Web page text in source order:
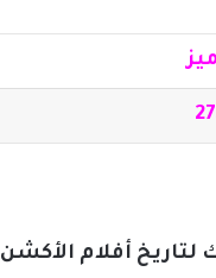
لتاريخ أفلام الأكشن